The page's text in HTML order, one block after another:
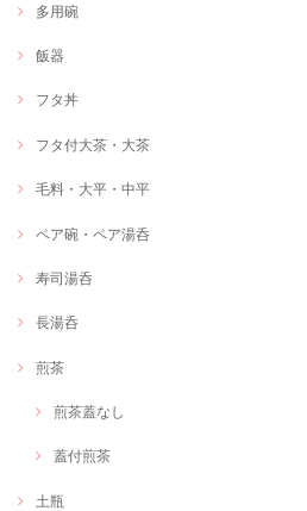
多用碗
飯器
フタ丼
フタ付大茶・大茶
毛料・大平・中平
ペア碗・ペア湯呑
寿司湯呑
長湯呑
煎茶
煎茶蓋なし
蓋付煎茶
土瓶